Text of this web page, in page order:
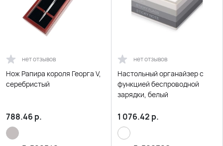
нет отзывов
Нож Рапира короля Георга V,
серебристый
788.46 р.
нет отзывов
Настольный органайзер с
функцией беспроводной
зарядки, белый
1 076.42 р.